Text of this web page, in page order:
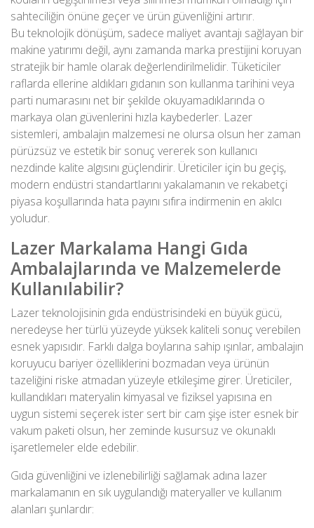
sahteciliğin önüne geçer ve ürün güvenliğini artırır.
Bu teknolojik dönüşüm, sadece maliyet avantajı sağlayan bir
makine yatırımı değil, aynı zamanda marka prestijini koruyan
stratejik bir hamle olarak değerlendirilmelidir. Tüketiciler
raflarda ellerine aldıkları gıdanın son kullanma tarihini veya
parti numarasını net bir şekilde okuyamadıklarında o
markaya olan güvenlerini hızla kaybederler. Lazer
sistemleri, ambalajın malzemesi ne olursa olsun her zaman
pürüzsüz ve estetik bir sonuç vererek son kullanıcı
nezdinde kalite algısını güçlendirir. Üreticiler için bu geçiş,
modern endüstri standartlarını yakalamanın ve rekabetçi
piyasa koşullarında hata payını sıfıra indirmenin en akılcı
yoludur.
Lazer Markalama Hangi Gıda
Ambalajlarında ve Malzemelerde
Kullanılabilir?
Lazer teknolojisinin gıda endüstrisindeki en büyük gücü,
neredeyse her türlü yüzeyde yüksek kaliteli sonuç verebilen
esnek yapısıdır. Farklı dalga boylarına sahip ışınlar, ambalajın
koruyucu bariyer özelliklerini bozmadan veya ürünün
tazeliğini riske atmadan yüzeyle etkileşime girer. Üreticiler,
kullandıkları materyalin kimyasal ve fiziksel yapısına en
uygun sistemi seçerek ister sert bir cam şişe ister esnek bir
vakum paketi olsun, her zeminde kusursuz ve okunaklı
işaretlemeler elde edebilir.
Gıda güvenliğini ve izlenebilirliği sağlamak adına lazer
markalamanın en sık uygulandığı materyallerve kullanım
alanları şunlardır: